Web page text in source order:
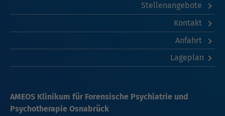
Stellenangebote
Kontakt
Anfahrt
Lageplan
AMEOS Klinikum für Forensische Psychiatrie und
Psychotherapie Osnabrück